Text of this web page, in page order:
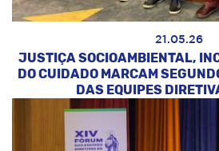
21.05.26
JUSTIÇA SOCIOAMBIENTAL,
DO CUIDADO MARCAM
DAS EQUIPES